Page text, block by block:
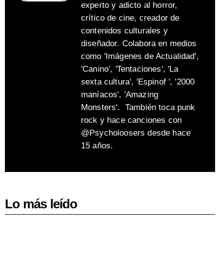
experto y adicto al horror,
crítico de cine, creador de
contenidos culturales y
diseñador. Colabora en medios
como 'Imágenes de Actualidad',
'Canino', 'Tentaciones', 'La
sexta cultura', 'Espinof ', '2000
maníacos', 'Amazing
Monsters'. También toca punk
rock y hace canciones con
@Psycholoosers desde hace
15 años.
Lo más leído